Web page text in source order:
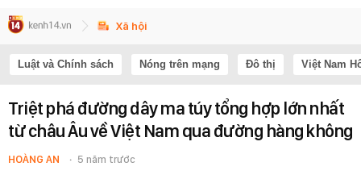
Xã hội
Luật và Chính sách Nóng trên mạng Đô thị Việt Nam
Triệt phá đường dây ma túy tổng hợp lớn nhất
từ châu Âu về Việt Nam qua đường hàng không
HOÀNG AN 5 năm trước